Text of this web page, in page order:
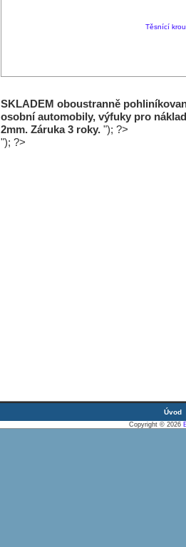
Těsnící
SKLADEM oboustranně
osobní automobily, výfuky pro
2mm. Záruka 3 roky. "); ?>
"); ?>
Úvod
Copyright © 2026